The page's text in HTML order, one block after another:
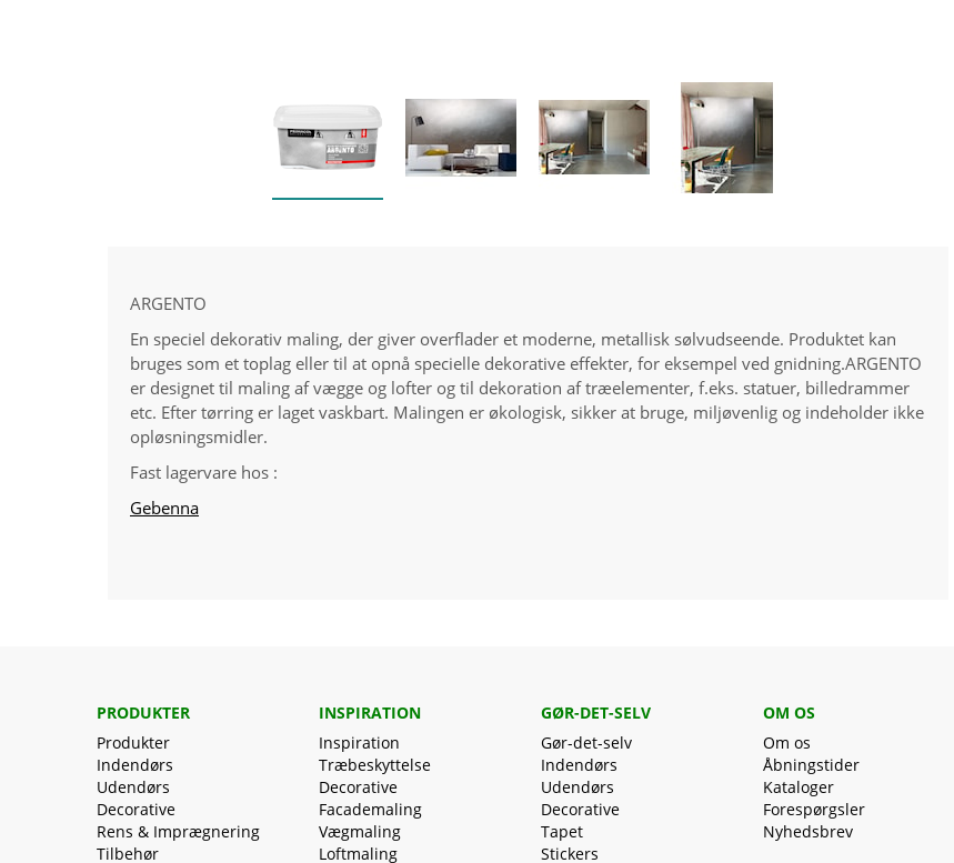
ARGENTO
En speciel dekorativ maling, der giver overflader et moderne, metallisk sølvudseende. Produktet kan
bruges som et toplag eller til at opnå specielle dekorative effekter, for eksempel ved gnidning.ARGENTO
er designet til maling af vægge og lofter og til dekoration af træelementer, f.eks. statuer, billedrammer
etc. Efter tørring er laget vaskbart. Malingen er økologisk, sikker at bruge, miljøvenlig og indeholder ikke
opløsningsmidler.
Fast lagervare hos :
Gebenna
PRODUKTER
Produkter
Indendørs
Udendørs
Decorative
Rens & Imprægnering
Tilbehør
INSPIRATION
Inspiration
Træbeskyttelse
Decorative
Facademaling
Vægmaling
Loftmaling
GØR-DET-SELV
Gør-det-selv
Indendørs
Udendørs
Decorative
Tapet
Stickers
OM OS
Om os
Åbningstider
Kataloger
Forespørgsler
Nyhedsbrev